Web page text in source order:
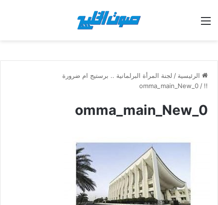
القائمة
الرئيسية / لجنة المرأة البرلمانية .. برستيج ام ضرورة
!!
/
0_omma_main_New
0_omma_main_New